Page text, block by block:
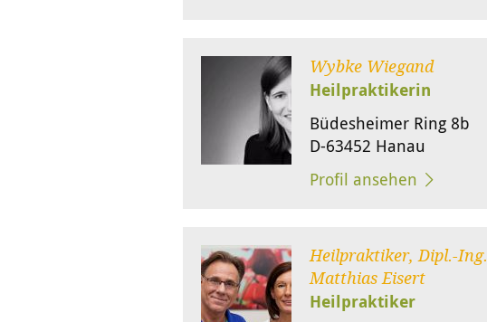
Wybke Wiegand
Heilpraktikerin
Büdesheimer Ring 8b
D-63452 Hanau
Profil ansehen
Heilpraktiker, Dipl.-Ing.
Matthias Eisert
Heilpraktiker